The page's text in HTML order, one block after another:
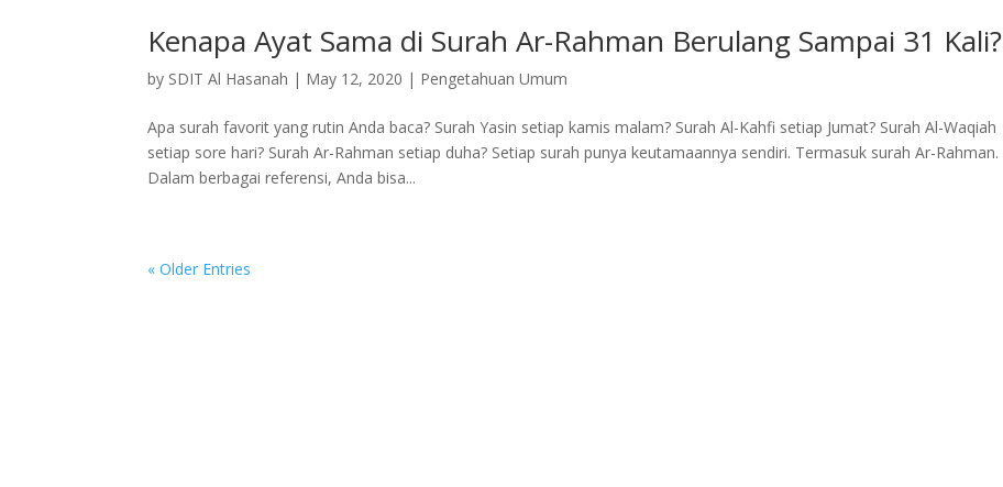
Kenapa Ayat Sama di Surah Ar-Rahman Berulang Sampai 31 Kali?
by SDIT Al Hasanah | May 12, 2020 | Pengetahuan Umum
Apa surah favorit yang rutin Anda baca? Surah Yasin setiap kamis malam? Surah Al-Kahfi setiap Jumat? Surah Al-Waqiah
setiap sore hari? Surah Ar-Rahman setiap duha? Setiap surah punya keutamaannya sendiri. Termasuk surah Ar-Rahman.
Dalam berbagai referensi, Anda bisa...
« Older Entries